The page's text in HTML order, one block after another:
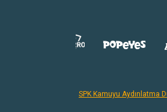
SPK Kamuyu Aydınlatma